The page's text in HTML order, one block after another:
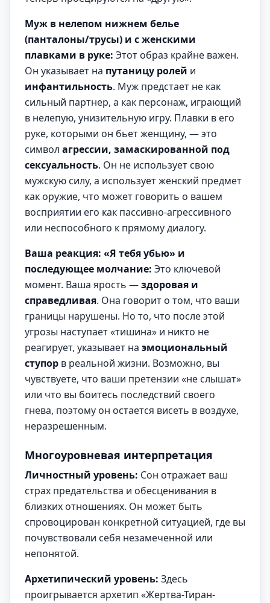
Муж в нелепом нижнем белье
(панталоны/трусы) и с женскими
плавками в руке: Этот образ крайне важен.
Он указывает на путаницу ролей и
инфантильность. Муж предстает не как
сильный партнер, а как персонаж, играющий
в нелепую, унизительную игру. Плавки в его
руке, которыми он бьет женщину, — это
символ агрессии, замаскированной под
сексуальность. Он не использует свою
мужскую силу, а использует женский предмет
как оружие, что может говорить о вашем
восприятии его как пассивно-агрессивного
или неспособного к прямому диалогу.
Ваша реакция: «Я тебя убью» и
последующее молчание: Это ключевой
момент. Ваша ярость —здоровая и
справедливая. Она говорит о том, что ваши
границы нарушены. Но то, что после этой
угрозы наступает «тишина» и никто не
реагирует, указывает на эмоциональный
ступор в реальной жизни. Возможно, вы
чувствуете, что ваши претензии «не слышат»
или что вы боитесь последствий своего
гнева, поэтому он остается висеть в воздухе,
неразрешенным.
Многоуровневая интерпретация
Личностный уровень: Сон отражает ваш
страх предательства и обесценивания в
близких отношениях. Он может быть
спровоцирован конкретной ситуацией, где вы
почувствовали себя незамеченной или
непонятой.
Архетипический уровень: Здесь
проигрывается архетип «Жертва-Тиран-